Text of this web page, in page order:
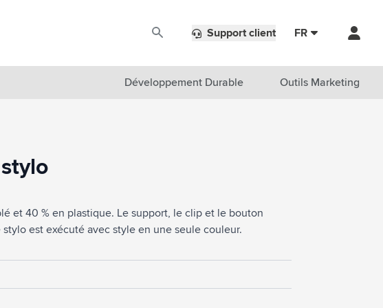
Support client FR
Développement Durable Outils Marketing
et 40 % en plastique. Le support, le clip et le bouton
est exécuté avec style en une seule couleur.